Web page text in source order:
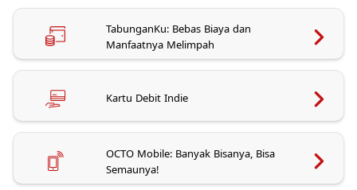
TabunganKu: Bebas Biaya dan
Manfaatnya Melimpah
Kartu Debit Indie
OCTO Mobile: Banyak Bisanya, Bisa
Semaunya!